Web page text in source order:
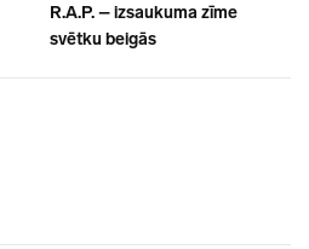
R.A.P. – izsaukuma zīme
svētku beigās